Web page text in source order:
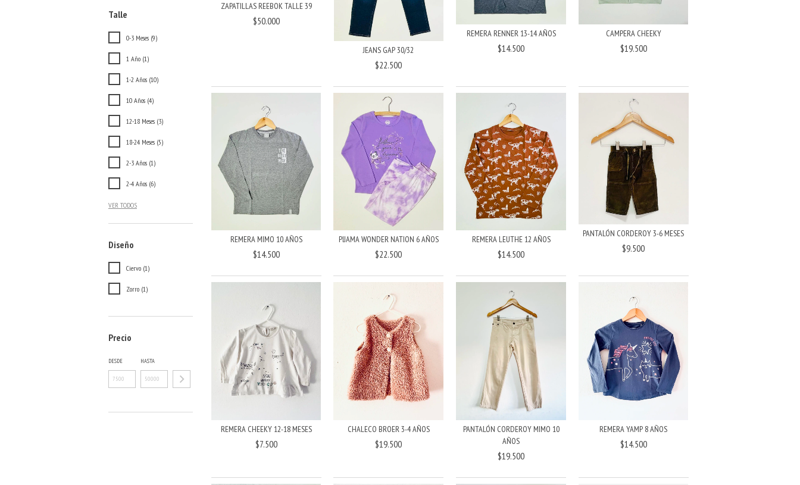
Talle
0-3 Meses (9)
1 Año (1)
1-2 Años (10)
10 Años (4)
12-18 Meses (3)
18-24 Meses (5)
2-3 Años (1)
2-4 Años (6)
VER TODOS
Diseño
Ciervo (1)
Zorro (1)
Precio
DESDE HASTA
ZAPATILLAS REEBOK TALLE 39
$50.000
JEANS GAP 30/32
$22.500
REMERA RENNER 13-14 AÑOS
$14.500
CAMPERA CHEEKY
$19.500
REMERA MIMO 10 AÑOS
$14.500
PIJAMA WONDER NATION 6 AÑOS
$22.500
REMERA LEUTHE 12 AÑOS
$14.500
PANTALÓN CORDEROY 3-6 MESES
$9.500
REMERA CHEEKY 12-18 MESES
$7.500
CHALECO BROER 3-4 AÑOS
$19.500
PANTALÓN CORDEROY MIMO 10
AÑOS
$19.500
REMERA YAMP 8 AÑOS
$14.500